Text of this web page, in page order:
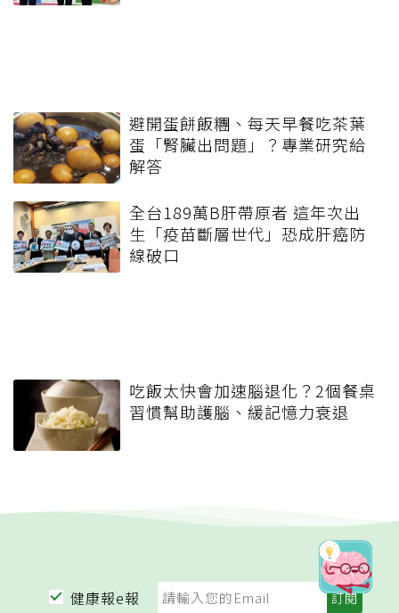
避開蛋餅飯糰、每天早餐吃茶葉
蛋「腎臟出問題」？專業研究給
解答
全台189萬B肝帶原者 這年次出
生「疫苗斷層世代」恐成肝癌防
線破口
吃飯太快會加速腦退化？2個餐桌
習慣幫助護腦、緩記憶力衰退
健康報e報